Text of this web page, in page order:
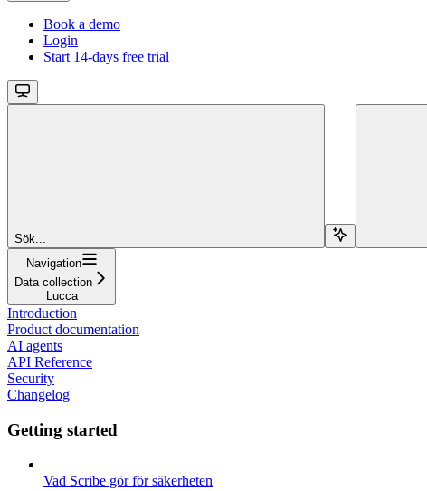
Book a demo
Login
Start 14-days free trial
Sök...
Navigation
Data collection
Lucca
Introduction
Product documentation
AI agents
API Reference
Security
Changelog
Getting started
Vad Scribe gör för säkerheten